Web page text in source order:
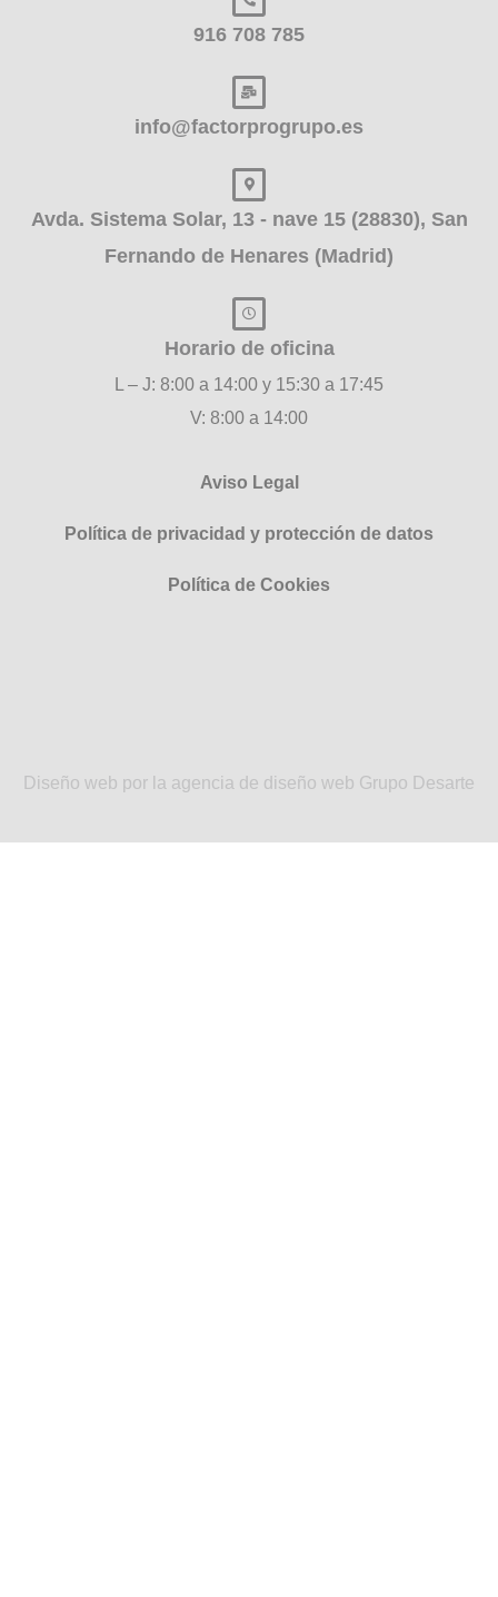
916 708 785
info@factorprogrupo.es
Avda. Sistema Solar, 13 - nave 15 (28830), San
Fernando de Henares (Madrid)
Horario de oficina
L – J: 8:00 a 14:00 y 15:30 a 17:45
V: 8:00 a 14:00
Aviso Legal
Política de privacidad y protección de datos
Política de Cookies
Diseño web por la agencia de diseño web Grupo Desarte